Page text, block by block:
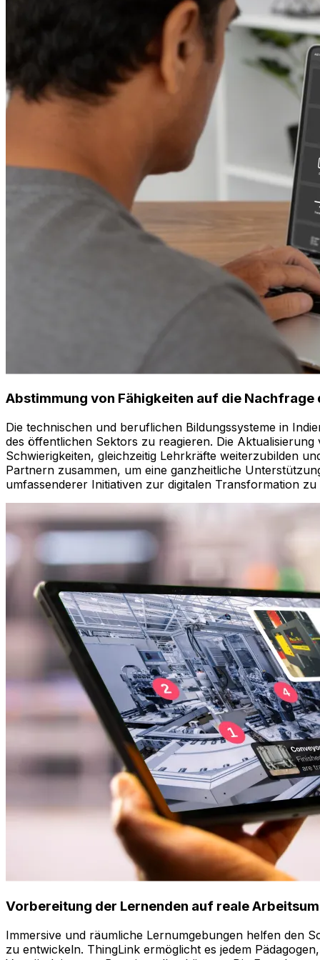
Abstimmung von Fähigkeiten auf die
Die technischen und beruflichen Bildungssysteme in
des öffentlichen Sektors zu reagieren. Die
Schwierigkeiten, gleichzeitig Lehrkräfte weiterzubilden
Partnern zusammen, um eine ganzheitliche
umfassenderer Initiativen zur digitalen Transformation zu
Vorbereitung der Lernenden auf reale
Immersive und räumliche Lernumgebungen helfen den
zu entwickeln. ThingLink ermöglicht es jedem